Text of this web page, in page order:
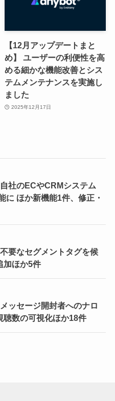
【12月アップデートまと
め】 ユーザーの利便性を高
める細かな機能改善とシス
テムメンテナンスを実施し
ました
2025年12月17日
社のECやCRMシステム
に ほか新機能1件、修正・
要なセグメントタグを候
加ほか5件
ッセージ開封者へのナロ
聴数の可視化ほか18件